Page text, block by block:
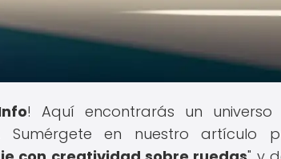
! Aquí encontrarás un
Sumérgete en nuestro artículo